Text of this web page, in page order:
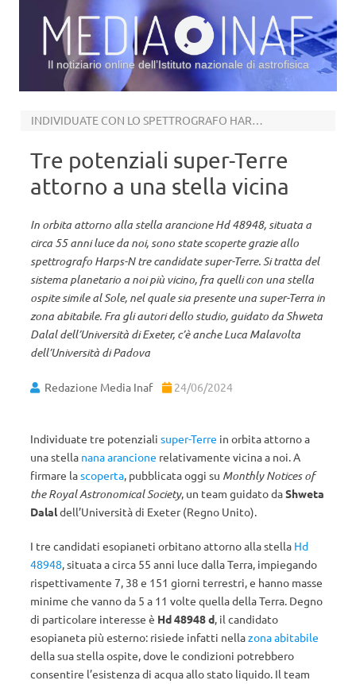
Il notiziario online dell’Istituto nazionale di astrofisica
INDIVIDUATE CON LO SPETTROGRAFO HARPS-N MONTATO AL TNG
Tre potenziali super-Terre
attorno a una stella vicina
In orbita attorno alla stella arancione Hd 48948, situata a
circa 55 anni luce da noi, sono state scoperte grazie allo
spettrografo Harps-N tre candidate super-Terre. Si tratta del
sistema planetario a noi più vicino, fra quelli con una stella
ospite simile al Sole, nel quale sia presente una super-Terra in
zona abitabile. Fra gli autori dello studio, guidato da Shweta
Dalal dell’Università di Exeter, c’è anche Luca Malavolta
dell’Università di Padova
Redazione Media Inaf 24/06/2024
Individuate tre potenziali super-Terre in orbita attorno a
una stella nana arancione relativamente vicina a noi. A
firmare lascoperta, pubblicata oggi su Monthly Notices of
the Royal Astronomical Society, un team guidato daShweta
Dalaldell’Università di Exeter (Regno Unito).
I tre candidati esopianeti orbitano attorno alla stella Hd
48948, situata a circa 55 anni luce dalla Terra, impiegando
rispettivamente 7, 38 e 151 giorni terrestri, e hanno masse
minime che vanno da 5 a 11 volte quella della Terra. Degno
di particolare interesse è Hd 48948 d, il candidato
esopianeta più esterno: risiede infatti nellazona abitabile
della sua stella ospite, dove le condizioni potrebbero
consentire l’esistenza di acqua allo stato liquido. Il team